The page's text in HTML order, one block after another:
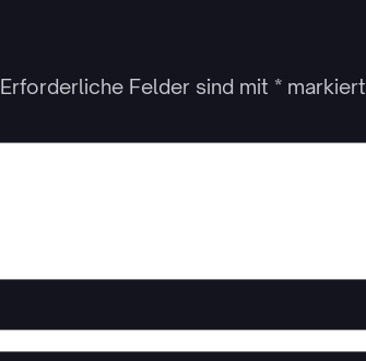
Erforderliche Felder sind mit * markiert